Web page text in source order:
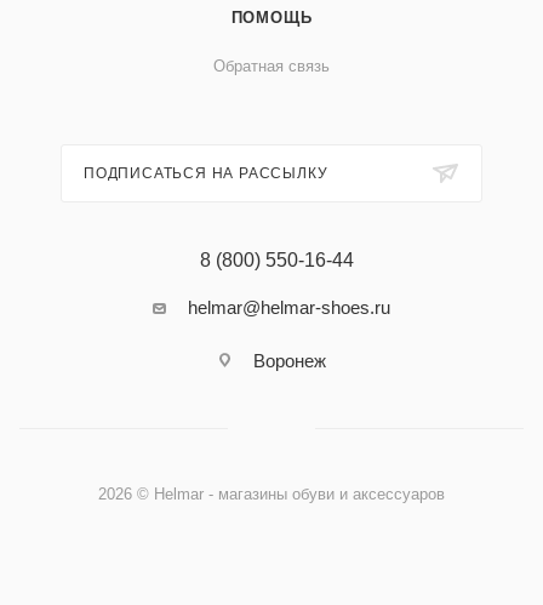
ПОМОЩЬ
Обратная связь
ПОДПИСАТЬСЯ НА РАССЫЛКУ
8 (800) 550-16-44
helmar@helmar-shoes.ru
Воронеж
2026 © Helmar - магазины обуви и аксессуаров